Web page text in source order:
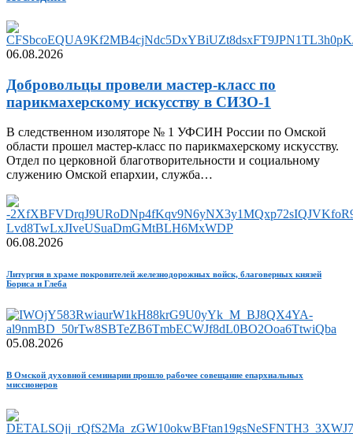
06.08.2026
Добровольцы провели мастер-класс по
парикмахерскому искусству в СИЗО-1
В следственном изоляторе № 1 УФСИН России по Омской
области прошел мастер-класс по парикмахерскому искусству.
Отдел по церковной благотворительности и социальному
служению Омской епархии, служба…
06.08.2026
Литургия в храме покровителей железнодорожных войск, благоверных князей
Бориса и Глеба
05.08.2026
В Омской духовной семинарии прошло рабочее совещание епархиальных
миссионеров